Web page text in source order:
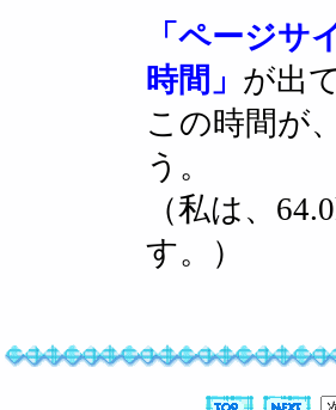
「ページサ
時間」 が出
この時間が
う。
（私は、
す。）